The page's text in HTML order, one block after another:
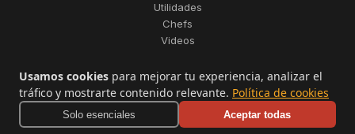
Utilidades
Chefs
Videos
2006–2026. Todos los derechos reservados. Recetas.com es una
marca registrada de Telfo Networks S.L.
Aviso legal·Condiciones de uso·Contactar
Usamos cookies para mejorar tu experiencia, analizar el
tráfico y mostrarte contenido relevante. Política de cookies
Solo esenciales Aceptar todas